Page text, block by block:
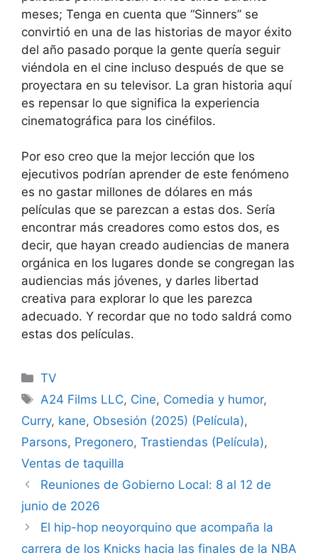
meses; Tenga en cuenta que “Sinners” se
convirtió en una de las historias de mayor éxito
del año pasado porque la gente quería seguir
viéndola en el cine incluso después de que se
proyectara en su televisor. La gran historia aquí
es repensar lo que significa la experiencia
cinematográfica para los cinéfilos.
Por eso creo que la mejor lección que los
ejecutivos podrían aprender de este fenómeno
es no gastar millones de dólares en más
películas que se parezcan a estas dos. Sería
encontrar más creadores como estos dos, es
decir, que hayan creado audiencias de manera
orgánica en los lugares donde se congregan las
audiencias más jóvenes, y darles libertad
creativa para explorar lo que les parezca
adecuado. Y recordar que no todo saldrá como
estas dos películas.
Categories
TV
Tags
A24 Films LLC, Cine, Comedia y humor,
Curry, kane, Obsesión (2025) (Película),
Parsons, Pregonero, Trastiendas (Película),
Ventas de taquilla
Reuniones de Gobierno Local: 8 al 12 de
junio de 2026
El hip-hop neoyorquino que acompaña la
carrera de los Knicks hacia las finales de la NBA